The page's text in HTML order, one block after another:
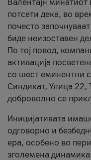
Валентајн
потсети дека, во
почесто
биде неизоставен
По тој повод,
активација
со шест еминентни
Синдикат, Улица 22,
доброволно се
Иницијативата
одговорно и
ера, особено во
зголемена